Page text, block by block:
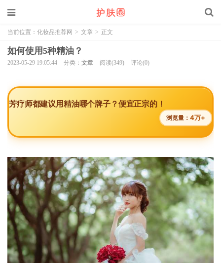
当前位置： 化妆品推荐网 > 文章 > 正文
如何使用5种精油？
2023-05-29 19:05:44 分类： 文章 阅读(349) 评论(0)
芳疗师都建议用精油哪个牌子？便宜正宗的！
浏览量：4万+